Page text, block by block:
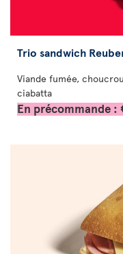
Trio sandwich
Viande fumée,
ciabatta
En précommande :